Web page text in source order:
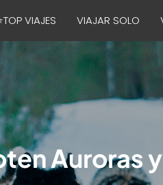
VIAJES VIAJAR SOLO
Auroras